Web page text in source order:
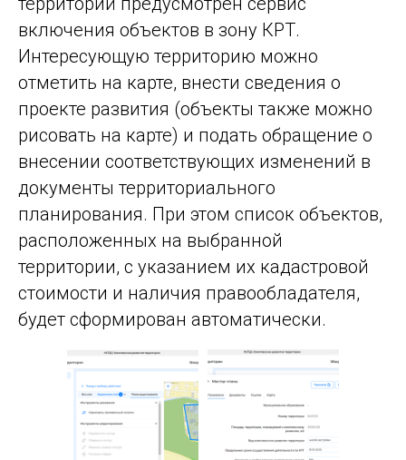
включения объектов в зону КРТ.
Интересующую территорию можно
отметить на карте, внести сведения о
проекте развития (объекты также можно
рисовать на карте) и подать обращение о
внесении соответствующих изменений в
документы территориального
планирования. При этом список объектов,
расположенных на выбранной
территории, с указанием их кадастровой
стоимости и наличия правообладателя,
будет сформирован автоматически.